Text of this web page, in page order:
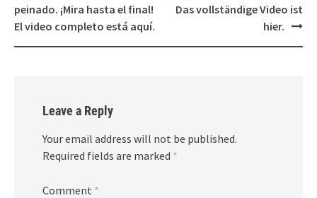
peinado. ¡Mira hasta el final!
El video completo está aquí.
Das vollständige Video ist
hier.
Leave a Reply
Your email address will not be published.
Required fields are marked *
Comment *